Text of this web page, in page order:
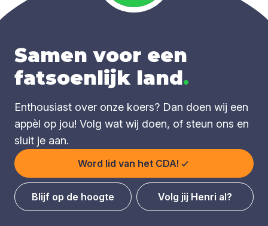
Samen voor een
fatsoenlijk land.
Enthousiast over onze koers? Dan doen wij een
appèl op jou! Volg wat wij doen, of steun ons en
sluit je aan.
Word lid van het CDA!
Blijf op de hoogte Volg jij Henri al?